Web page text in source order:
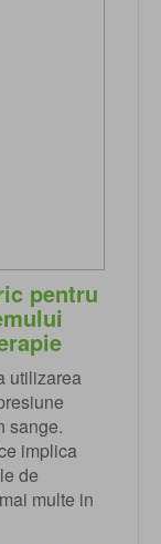
pentru
utilizarea
sange.
implica
de
multe in